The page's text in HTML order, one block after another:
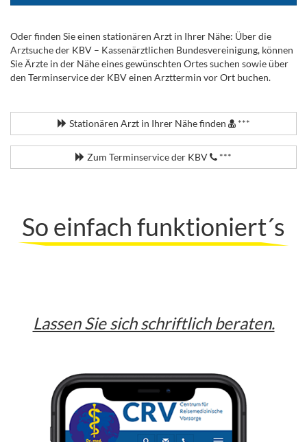
Oder finden Sie einen stationären Arzt in Ihrer Nähe: Über die
Arztsuche der KBV – Kassenärztlichen Bundesvereinigung, können
Sie Ärzte in der Nähe eines gewünschten Ortes suchen sowie über
den Terminservice der KBV einen Arzttermin vor Ort buchen.
Stationären Arzt in Ihrer Nähe finden ***
Zum Terminservice der KBV ***
So einfach funktioniert´s
Lassen Sie sich schriftlich beraten.